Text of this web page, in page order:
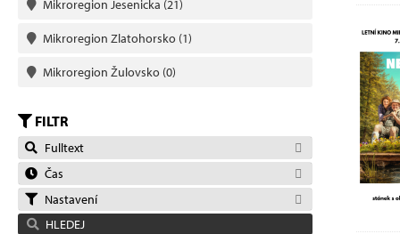
Mikroregion Jesenicka (21)
Mikroregion Zlatohorsko (1)
Mikroregion Žulovsko (0)
FILTR
Fulltext
Čas
Nastavení
HLEDEJ